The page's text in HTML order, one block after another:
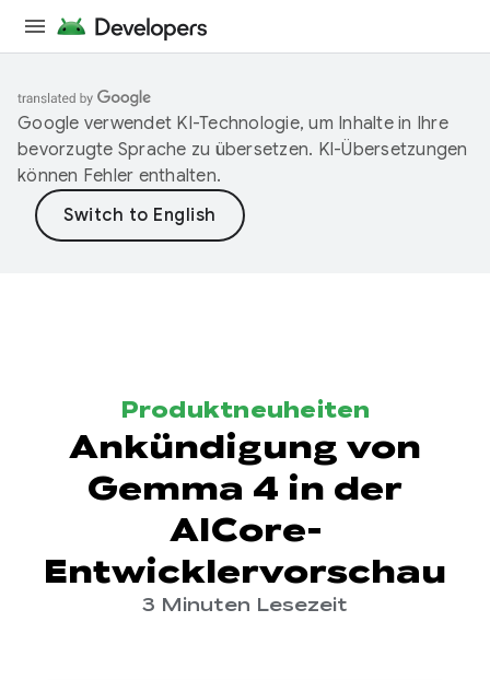
Google verwendet KI-Technologie, um Inhalte in Ihre
bevorzugte Sprache zu übersetzen. KI-Übersetzungen
können Fehler enthalten.
Produktneuheiten
Ankündigung von
Gemma 4 in der
AICore-
Entwicklervorschau
3 Minuten Lesezeit